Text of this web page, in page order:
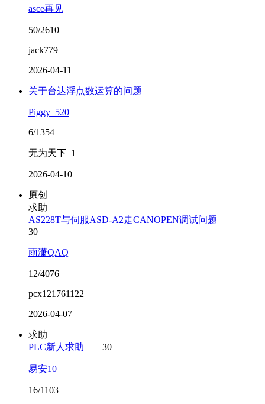
asce再见
50/2610
jack779
2026-04-11
关于台达浮点数运算的问题
Piggy_520
6/1354
无为天下_1
2026-04-10
原创
求助
AS228T与伺服ASD-A2走CANOPEN调试问题
30
雨潇QAQ
12/4076
pcx121761122
2026-04-07
求助
PLC新人求助
30
易安10
16/1103